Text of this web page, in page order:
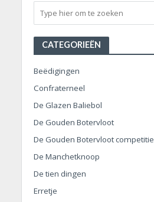
CATEGORIEËN
Beëdigingen
Confraterneel
De Glazen Baliebol
De Gouden Botervloot
De Gouden Botervloot competitie
De Manchetknoop
De tien dingen
Erretje